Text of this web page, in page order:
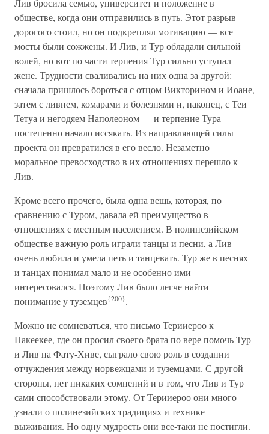
Лив бросила семью, университет и положение в
обществе, когда они отправились в путь. Этот разрыв
дорогого стоил, но он подкреплял мотивацию — все
мосты были сожжены. И Лив, и Тур обладали сильной
волей, но вот по части терпения Тур сильно уступал
жене. Трудности сваливались на них одна за другой:
сначала пришлось бороться с отцом Викторином и Иоане,
затем с ливнем, комарами и болезнями и, наконец, с Теи
Тетуа и негодяем Наполеоном — и терпение Тура
постепенно начало иссякать. Из направляющей силы
проекта он превратился в его весло. Незаметно
моральное превосходство в их отношениях перешло к
Лив.
Кроме всего прочего, была одна вещь, которая, по
сравнению с Туром, давала ей преимущество в
отношениях с местным населением. В полинезийском
обществе важную роль играли танцы и песни, а Лив
очень любила и умела петь и танцевать. Тур же в песнях
и танцах понимал мало и не особенно ими
интересовался. Поэтому Лив было легче найти
понимание у туземцев{200}.
Можно не сомневаться, что письмо Терииероо к
Пакеекее, где он просил своего брата по вере помочь Тур
и Лив на Фату-Хиве, сыграло свою роль в создании
отчуждения между норвежцами и туземцами. С другой
стороны, нет никаких сомнений и в том, что Лив и Тур
сами способствовали этому. От Терииероо они много
узнали о полинезийских традициях и технике
выживания. Но одну мудрость они все-таки не постигли.